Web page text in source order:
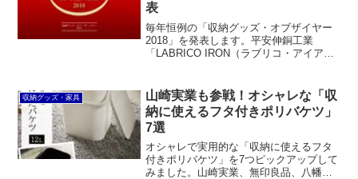
表
毎年恒例の「収納グッズ・オブザイヤー
2018」を発表します。平安伸銅工業
「LABRICO IRON（ラブリコ・アイア
イプ」、ニトリ「シールフック」＆「Nク
リック・ボックス」が受賞。いずれも勢
いのあるメーカーや販売店だと改めて思
いました。
収納グッズ・家具
山崎実業も参戦！オシャレな「収
納に使えるフタ付きポリバケツ」
7選
オシャレで実用的な「収納に使えるフタ
付きポリバケツ」を7つピックアップして
みました。山崎実業、無印良品、八幡化